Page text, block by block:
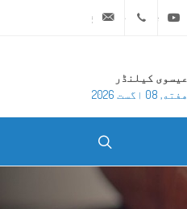
Twitter
Youtube
عیسوی کیلنڈر
هفته, 08 اگست 2026